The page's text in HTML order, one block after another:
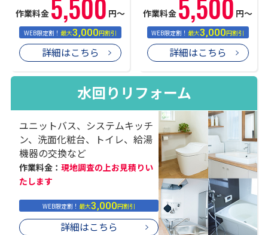
作業料金 5,500 円〜
WEB限定割！最大3,000円割引
詳細はこちら
作業料金 5,500 円〜
WEB限定割！最大3,000円割引
詳細はこちら
水回りリフォーム
ユニットバス、システムキッチ
ン、洗面化粧台、トイレ、給湯
機器の交換など
作業料金： 現地調査の上お見積りい
たします
WEB限定割！最大3,000円割引
詳細はこちら